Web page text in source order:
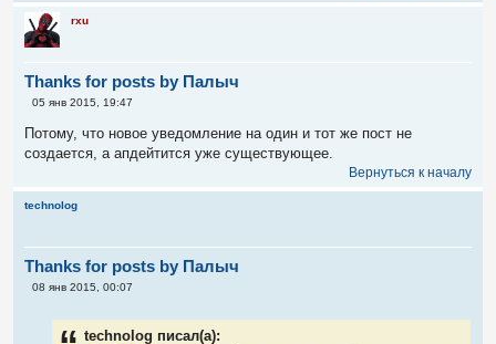
rxu
Thanks for posts by Палыч
С
о
б
щ
и
е
05 янв 2015, 19:47
Потому, что новое уведомление на один и тот же пост не
создается, а апдейтится уже существующее.
Вернуться к началу
technolog
Thanks for posts by Палыч
С
08 янв 2015, 00:07
technolog писал(а):